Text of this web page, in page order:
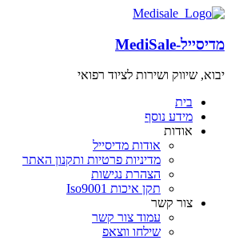
שִׂים
בְּאֲתָר
מֻפְעֶלֶת
לִנְגִישׁוּת
מדיסייל-MediSale
יבוא, שיווק ושירות לציוד רפואי
בית
מידע נוסף
אודות
אודות מדיסייל
מדיניות פרטיות ותקנון האתר
הצהרת נגישות
תקן איכות Iso9001
צור קשר
עמוד צור קשר
שילחו ווצאפ